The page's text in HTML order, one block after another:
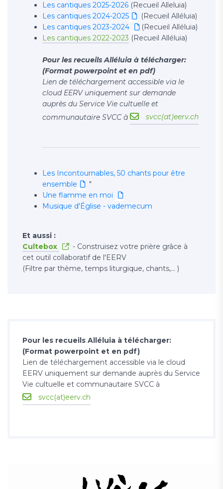
Les cantiques 2025-2026 (Recueil Alleluia)
Les cantiques 2024-2025
(Recueil Alléluia)
Les cantiques 2023-2024
(Recueil Alléluia)
Les cantiques 2022-2023 (Recueil Alléluia)
Pour les recueils Alléluia à télécharger:
(Format powerpoint et en pdf)
Lien de téléchargement accessible via le
cloud EERV uniquement sur demande
auprès du Service Vie cultuelle et
communautaire SVCC à
svcc(at)eerv.ch
Les Incontournables, 50 chants pour être
ensemble
"
Une flamme en moi
Musique d'Église - vademecum
Et aussi :
Cultebox
- Construisez votre prière grâce à
cet outil collaboratif de l'EERV
(Filtre par thème, temps liturgique, chants,... )
Pour les recueils Alléluia à télécharger:
(Format powerpoint et en pdf)
Lien de téléchargement accessible via le cloud
EERV uniquement sur demande auprès du Service
Vie cultuelle et communautaire SVCC à
svcc(at)eerv.ch